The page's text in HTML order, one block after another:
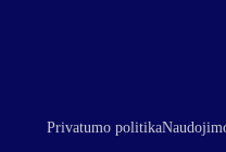
Privatumo politika